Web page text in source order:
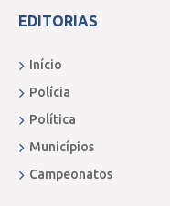
EDITORIAS
Início
Polícia
Política
Municípios
Campeonatos